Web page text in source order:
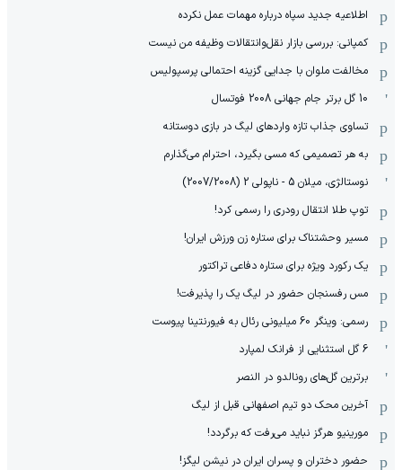
اطلاعیه جدید سپاه درباره مهمات عمل نکرده
کمپانی: بررسی بازار نقل‌وانتقالات وظیفه من نیست
مخالفت ملوان با جدایی گزینه احتمالی پرسپولیس
10 گل برتر جام جهانی 2008 فوتسال
تساوی جذاب تازه واردهای لیگ در بازی دوستانه
به هر تصمیمی که مسی بگیرد، احترام می‌گذارم
نوستالژی، میلان 5 - ناپولی 2 (2007/2008)
توپ طلا انتقال رودری را رسمی کرد!
مسیر وحشتناک برای ستاره زن ورزش ایران!
یک رکورد ویژه برای ستاره دفاعی تراکتور
مس رفسنجان حضور در لیگ یک را پذیرفت!
رسمی: وینگر 60 میلیونی رئال به فیورنتینا پیوست
6 گل استثنایی از فرانک لمپارد
برترین گل‌های رونالدو در النصر
آخرین محک دو تیم اصفهانی قبل از لیگ
مورینیو هرگز نباید می‌رفت که برگردد!
حضور دختران و پسران ایران در نیشن لیگز!